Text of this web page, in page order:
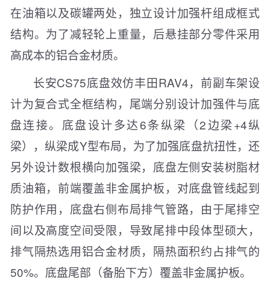
在油箱以及碳罐两处，独立设计加强杆组成框式
结构。为了减轻轮上重量，后悬挂部分零件采用
高成本的铝合金材质。
长安CS75底盘效仿丰田RAV4，前副车架设
计为复合式全框结构，尾端分别设计加强件与底
盘连接。底盘设计多达6条纵梁（2边梁+4纵
梁），纵梁成Y型布局，为了加强底盘抗扭性，还
另外设计数根横向加强梁，底盘左侧安装树脂材
质油箱，前端覆盖非金属护板，对底盘管线起到
防护作用，底盘右侧布局排气管路，由于尾排空
间以及高度空间受限，导致尾排中段体型硕大，
排气隔热选用铝合金材质，隔热面积约占排气的
50%。底盘尾部（备胎下方）覆盖非金属护板。